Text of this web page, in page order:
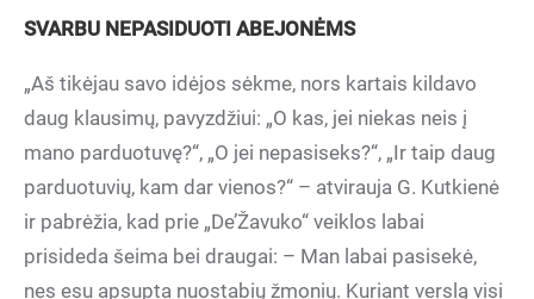
SVARBU NEPASIDUOTI ABEJONĖMS
„Aš tikėjau savo idėjos sėkme, nors kartais kildavo
daug klausimų, pavyzdžiui: „O kas, jei niekas neis į
mano parduotuvę?“, „O jei nepasiseks?“, „Ir taip daug
parduotuvių, kam dar vienos?“ – atvirauja G. Kutkienė
ir pabrėžia, kad prie „De’Žavuko“ veiklos labai
prisideda šeima bei draugai: – Man labai pasisekė,
nes esu apsupta nuostabių žmonių. Kuriant verslą visi